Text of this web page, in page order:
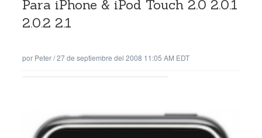
Para iPhone & iPod Touch 2.0 2.0.1
2.0.2 2.1
por Peter/27 de septiembre del 2008 11:05 AM EDT